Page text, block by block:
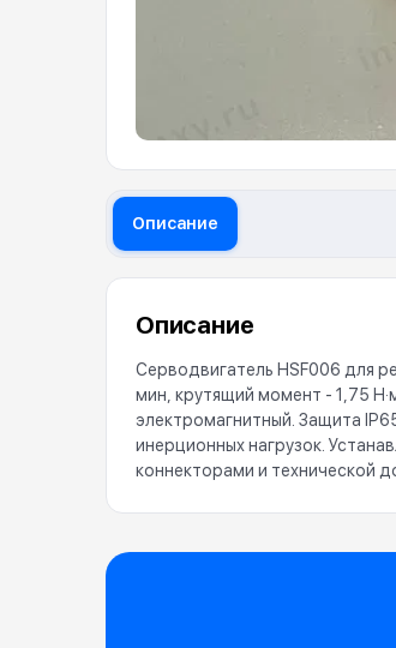
Описание
Описание
Серводвигатель HSF006 для
мин, крутящий момент - 1,75
электромагнитный. Защита
инерционных нагрузок.
коннекторами и технической